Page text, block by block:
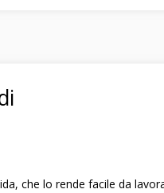
che lo rende facile da